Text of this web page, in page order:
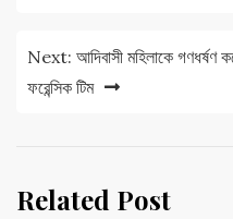
Next: আদিবাসী মহিলাকে
ফরেন্সিক টিম
Related Post